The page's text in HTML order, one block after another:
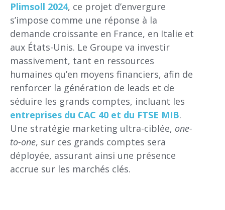
Plimsoll 2024, ce projet d’envergure
s’impose comme une réponse à la
demande croissante en France, en Italie et
aux États-Unis. Le Groupe va investir
massivement, tant en ressources
humaines qu’en moyens financiers, afin de
renforcer la génération de leads et de
séduire les grands comptes, incluant les
entreprises du CAC 40 et du FTSE MIB.
Une stratégie marketing ultra-ciblée, one-
to-one, sur ces grands comptes sera
déployée, assurant ainsi une présence
accrue sur les marchés clés.